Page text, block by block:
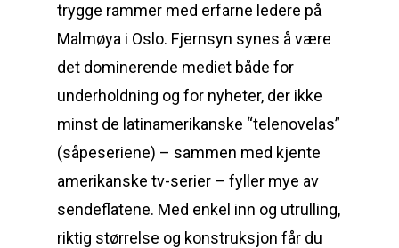
trygge rammer med erfarne ledere på
Malmøya i Oslo. Fjernsyn synes å være
det dominerende mediet både for
underholdning og for nyheter, der ikke
minst de latinamerikanske “telenovelas”
(såpeseriene) – sammen med kjente
amerikanske tv-serier – fyller mye av
sendeflatene. Med enkel inn og utrulling,
riktig størrelse og konstruksjon får du